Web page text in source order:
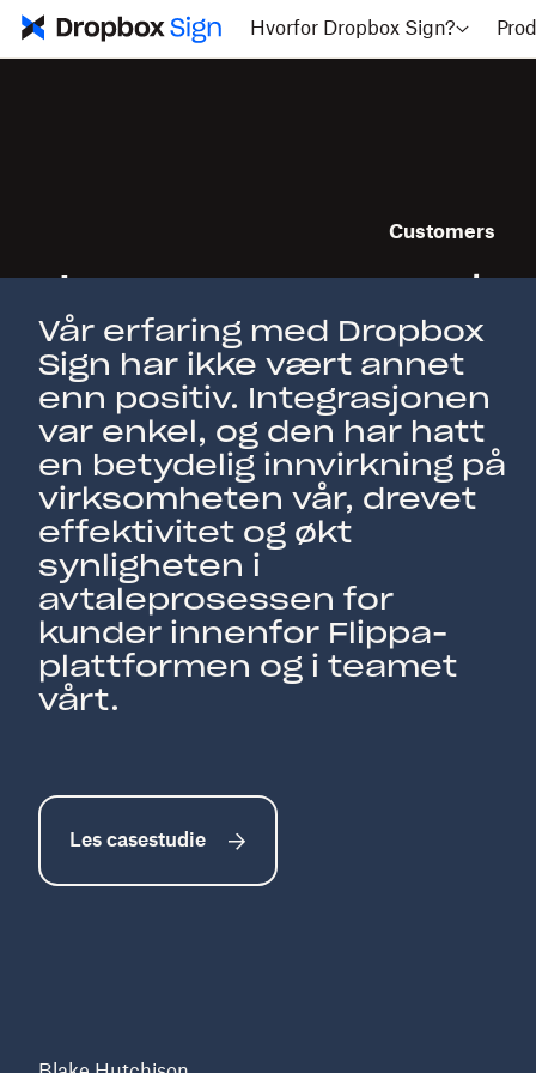
Hvorfor Dropbox Sign?
Customers
La oss
av kundene
Vår erfaring med Dropbox
Sign har ikke vært annet
enn positiv. Integrasjonen
var enkel, og den har hatt
en betydelig innvirkning på
virksomheten vår, drevet
effektivitet og økt
synligheten i
avtaleprosessen for
kunder innenfor Flippa-
plattformen og i teamet
vårt.
Les casestudie